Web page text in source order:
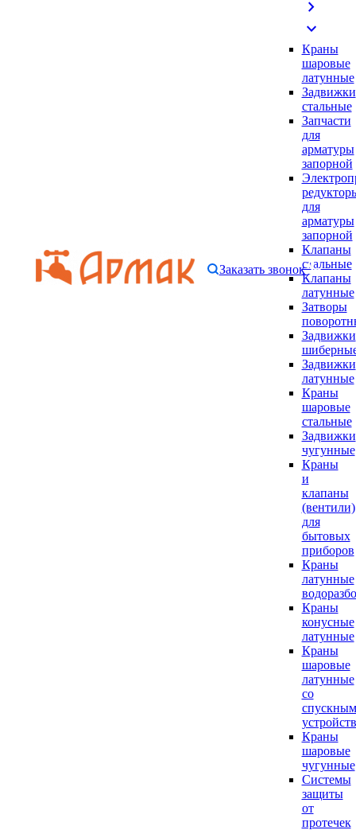
chevron_right
expand_more
Краны
шаровые
латунные
Задвижки
стальные
Запчасти
для
арматуры
запорной
для
арматуры
запорной
Клапаны
стальные
Клапаны
латунные
Затворы
Задвижки
Задвижки
латунные
Краны
шаровые
стальные
Задвижки
чугунные
Краны
и
клапаны
(вентили)
для
бытовых
приборов
Краны
латунные
Краны
конусные
латунные
Краны
шаровые
латунные
со
спускным
Краны
шаровые
чугунные
Системы
защиты
от
протечек
Заказать звонок